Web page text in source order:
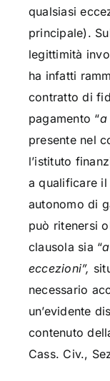
qualsiasi
principale).
legittimità
ha infatti
contratto di
pagamento “a
presente nel
l’istituto
a qualificare
autonomo di
può ritenersi
clausola sia “
eccezioni”,
necessario
un’evidente
contenuto
Cass. Civ.,